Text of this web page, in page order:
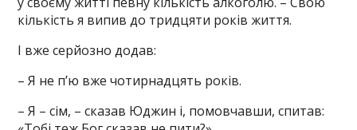
кількість я випив до тридцяти років життя.
І вже серйозно додав:
– Я не п’ю вже чотирнадцять років.
– Я – сім, – сказав Юджин і, помовчавши, спитав: